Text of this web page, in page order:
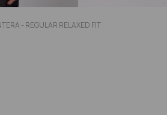
- REGULAR RELAXED FIT